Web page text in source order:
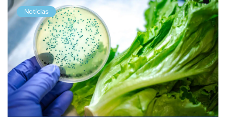
Notícias